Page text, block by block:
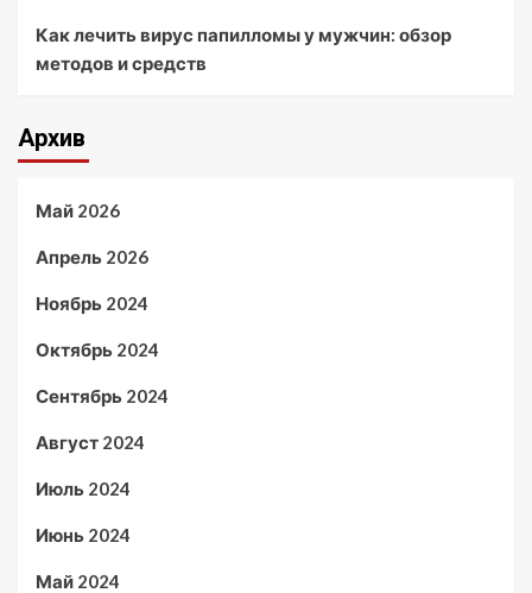
Как лечить вирус папилломы у мужчин: обзор
методов и средств
Архив
Май 2026
Апрель 2026
Ноябрь 2024
Октябрь 2024
Сентябрь 2024
Август 2024
Июль 2024
Июнь 2024
Май 2024